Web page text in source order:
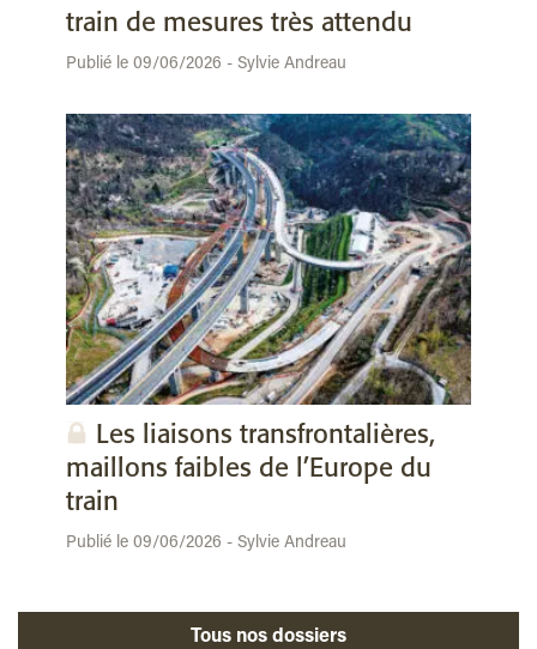
train de mesures très attendu
Publié le 09/06/2026 - Sylvie Andreau
Les liaisons transfrontalières,
maillons faibles de l’Europe du
train
Publié le 09/06/2026 - Sylvie Andreau
Tous nos dossiers